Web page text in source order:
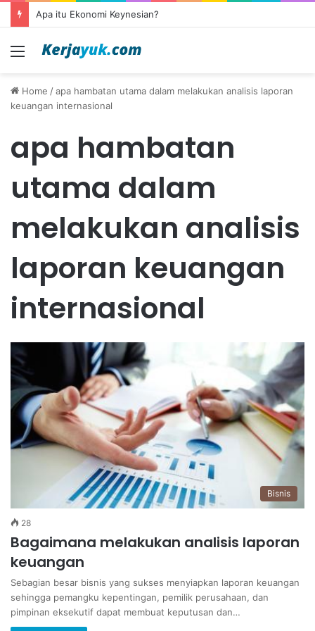
Apa itu Ekonomi Keynesian?
Menu
Home /apa hambatan utama dalam melakukan analisis laporan
keuangan internasional
apa hambatan
utama dalam
melakukan analisis
laporan keuangan
internasional
Bisnis
28
Bagaimana melakukan analisis laporan
keuangan
Sebagian besar bisnis yang sukses menyiapkan laporan keuangan
sehingga pemangku kepentingan, pemilik perusahaan, dan
pimpinan eksekutif dapat membuat keputusan dan…